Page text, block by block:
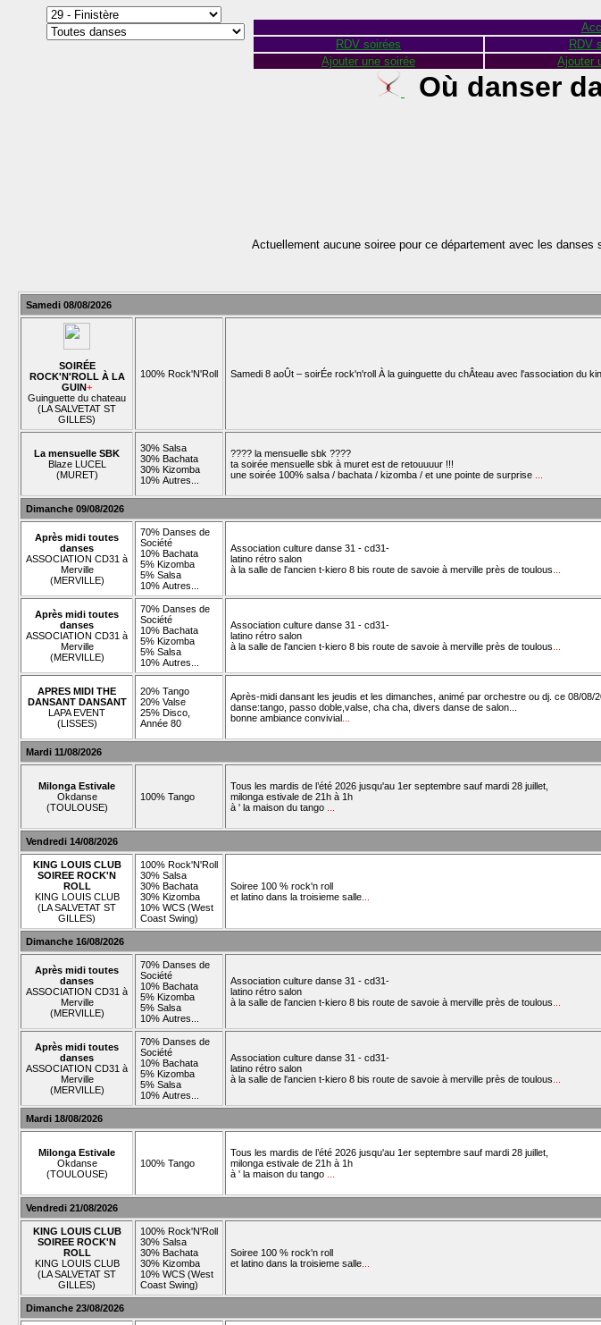
RDV soirées
RDV
Ajouter une soirée
Ajouter
Où danser
Actuellement aucune soiree pour ce département avec les
Samedi 08/08/2026
SOIRÉE
ROCK'N'ROLL À LA
GUIN+
Guinguette du chateau
(LA SALVETAT ST
GILLES)
100% Rock'N'Roll Samedi 8 aoÛt – soirÉe rock'n'roll À la guinguette du chÂteau avec l'association du
La mensuelle SBK
Blaze LUCEL
(MURET)
30% Salsa
30% Bachata
30% Kizomba
10% Autres...
???? la mensuelle sbk ????
ta soirée mensuelle sbk à muret est de retouuuur !!!
une soirée 100% salsa / bachata / kizomba / et une pointe de surprise
Dimanche 09/08/2026
Après midi toutes
danses
ASSOCIATION CD31 à
Merville
(MERVILLE)
70% Danses de
Société
10% Bachata
5% Kizomba
5% Salsa
10% Autres...
Association culture danse 31 - cd31-
latino rétro salon
à la salle de l'ancien t-kiero 8 bis route de savoie à merville près de toulous
Après midi toutes
danses
ASSOCIATION CD31 à
Merville
(MERVILLE)
70% Danses de
Société
10% Bachata
5% Kizomba
5% Salsa
10% Autres...
Association culture danse 31 - cd31-
latino rétro salon
à la salle de l'ancien t-kiero 8 bis route de savoie à merville près de toulous
APRES MIDI THE
DANSANT DANSANT
LAPA EVENT
(LISSES)
20% Tango
20% Valse
25% Disco,
Année 80
Après-midi dansant les jeudis et les dimanches, animé par orchestre ou dj. ce 08/08/
danse:tango, passo doble,valse, cha cha, divers danse de salon...
bonne ambiance convivial
Mardi 11/08/2026
Milonga Estivale
Okdanse
(TOULOUSE)
100% Tango
Tous les mardis de l’été 2026 jusqu'au 1er septembre sauf mardi 28 juillet,
milonga estivale de 21h à 1h
à ' la maison du tango
Vendredi 14/08/2026
KING LOUIS CLUB
SOIREE ROCK'N
ROLL
KING LOUIS CLUB
(LA SALVETAT ST
GILLES)
100% Rock'N'Roll
30% Salsa
30% Bachata
30% Kizomba
10% WCS (West
Coast Swing)
Soiree 100 % rock'n roll
et latino dans la troisieme salle
Dimanche 16/08/2026
Après midi toutes
danses
ASSOCIATION CD31 à
Merville
(MERVILLE)
70% Danses de
Société
10% Bachata
5% Kizomba
5% Salsa
10% Autres...
Association culture danse 31 - cd31-
latino rétro salon
à la salle de l'ancien t-kiero 8 bis route de savoie à merville près de toulous
Après midi toutes
danses
ASSOCIATION CD31 à
Merville
(MERVILLE)
70% Danses de
Société
10% Bachata
5% Kizomba
5% Salsa
10% Autres...
Association culture danse 31 - cd31-
latino rétro salon
à la salle de l'ancien t-kiero 8 bis route de savoie à merville près de toulous
Mardi 18/08/2026
Milonga Estivale
Okdanse
(TOULOUSE)
100% Tango
Tous les mardis de l’été 2026 jusqu'au 1er septembre sauf mardi 28 juillet,
milonga estivale de 21h à 1h
à ' la maison du tango
Vendredi 21/08/2026
KING LOUIS CLUB
SOIREE ROCK'N
ROLL
KING LOUIS CLUB
(LA SALVETAT ST
GILLES)
100% Rock'N'Roll
30% Salsa
30% Bachata
30% Kizomba
10% WCS (West
Coast Swing)
Soiree 100 % rock'n roll
et latino dans la troisieme salle
Dimanche 23/08/2026